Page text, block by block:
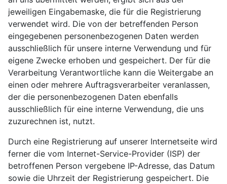
jeweiligen Eingabemaske, die für die Registrierung
verwendet wird. Die von der betreffenden Person
eingegebenen personenbezogenen Daten werden
ausschließlich für unsere interne Verwendung und für
eigene Zwecke erhoben und gespeichert. Der für die
Verarbeitung Verantwortliche kann die Weitergabe an
einen oder mehrere Auftragsverarbeiter veranlassen,
der die personenbezogenen Daten ebenfalls
ausschließlich für eine interne Verwendung, die uns
zuzurechnen ist, nutzt.
Durch eine Registrierung auf unserer Internetseite wird
ferner die vom Internet-Service-Provider (ISP) der
betroffenen Person vergebene IP-Adresse, das Datum
sowie die Uhrzeit der Registrierung gespeichert. Die